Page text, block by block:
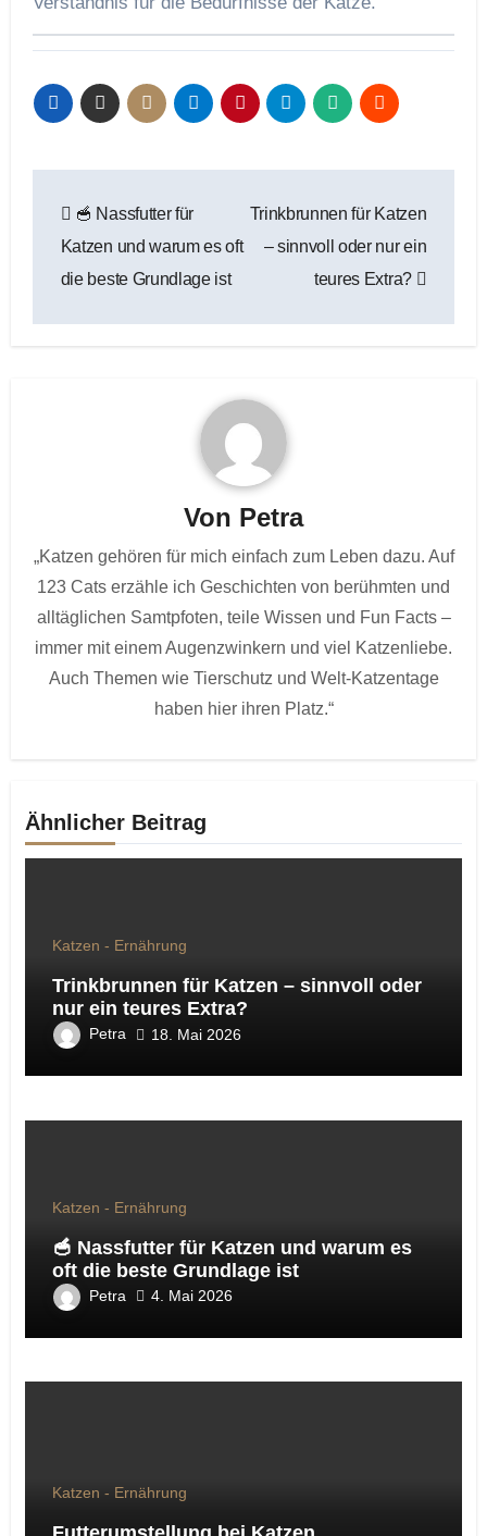
🥣 Nassfutter für
Katzen und warum es oft
die beste Grundlage ist
Trinkbrunnen für Katzen
– sinnvoll oder nur ein
teures Extra?
Von Petra
„Katzen gehören für mich einfach zum Leben dazu. Auf
123 Cats erzähle ich Geschichten von berühmten und
alltäglichen Samtpfoten, teile Wissen und Fun Facts –
immer mit einem Augenzwinkern und viel Katzenliebe.
Auch Themen wie Tierschutz und Welt-Katzentage
haben hier ihren Platz.“
Ähnlicher Beitrag
Katzen - Ernährung
Trinkbrunnen für Katzen – sinnvoll oder
nur ein teures Extra?
Petra 18. Mai 2026
Katzen - Ernährung
🥣 Nassfutter für Katzen und warum es
oft die beste Grundlage ist
Petra 4. Mai 2026
Katzen - Ernährung